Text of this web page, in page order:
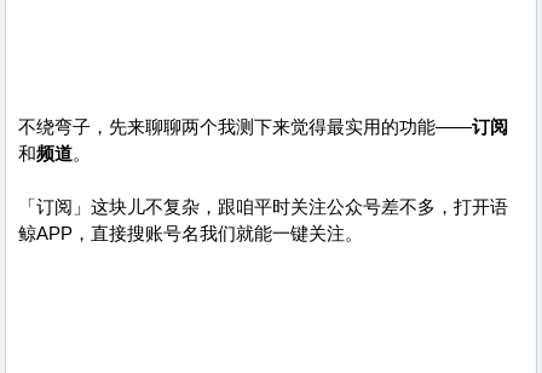
不绕弯子，先来聊聊两个我测下来觉得最实用的功能——订阅
和频道。
「订阅」这块儿不复杂，跟咱平时关注公众号差不多，打开语
鲸APP，直接搜账号名我们就能一键关注。